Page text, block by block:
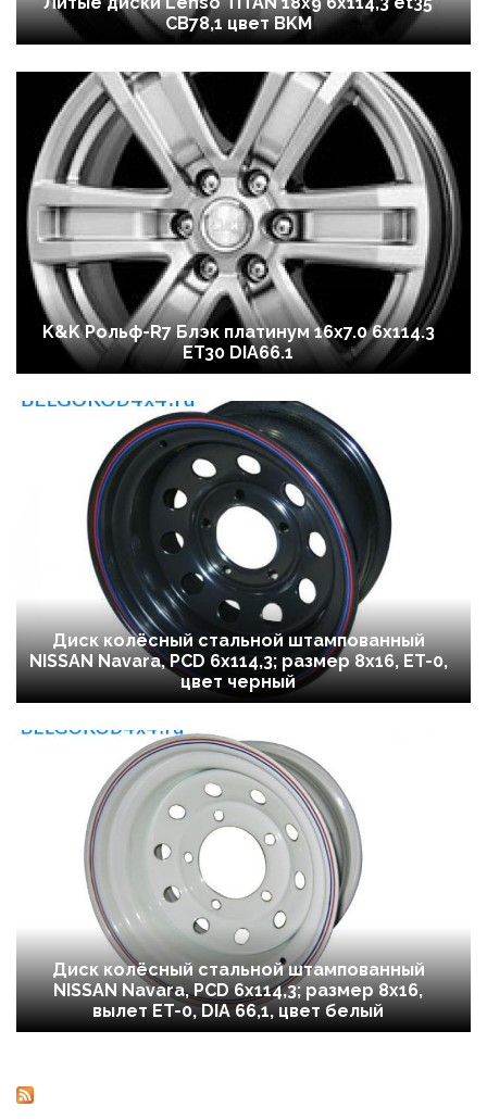
CB78,1 цвет BKM
K&K Рольф-R7 Блэк платинум 16x7.0 6x114.3
ET30 DIA66.1
Диск колёсный стальной штампованный
NISSAN Navara, PCD 6x114,3; размер 8х16, ET-0,
цвет черный
Диск колёсный стальной штампованный
NISSAN Navara, PCD 6x114,3; размер 8х16,
вылет ET-0, DIA 66,1, цвет белый